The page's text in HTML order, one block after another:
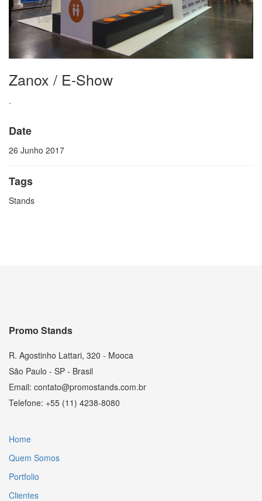
Zanox / E-Show
.
Date
26 Junho 2017
Tags
Stands
Promo Stands
R. Agostinho Lattari, 320 - Mooca
São Paulo - SP - Brasil
Email: contato@promostands.com.br
Telefone: +55 (11) 4238-8080
Home
Quem Somos
Portfolio
Clientes